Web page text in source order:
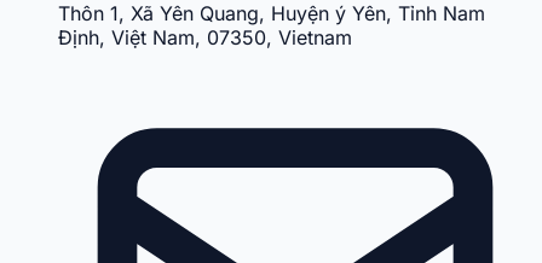
Thôn 1, Xã Yên Quang, Huyện ý Yên, Tỉnh Nam
Định, Việt Nam, 07350, Vietnam